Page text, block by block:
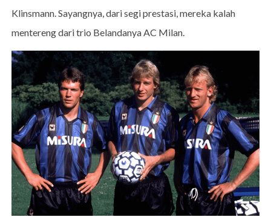
Klinsmann. Sayangnya, dari segi prestasi, mereka kalah
mentereng dari trio Belandanya AC Milan.